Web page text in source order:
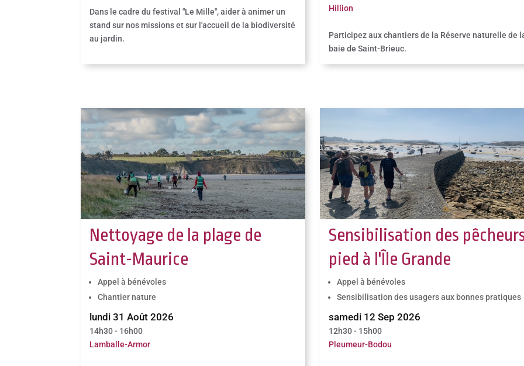
Dans le cadre du festival "Le Mille", aider à animer un
stand sur nos missions et sur l'accueil de la biodiversité
au jardin.
Hillion
Participez aux chantiers de la Réserve naturelle de
baie de Saint-Brieuc.
Nettoyage de la plage de
Saint-Maurice
Appel à bénévoles
Chantier nature
lundi 31 Août 2026
14h30 - 16h00
Lamballe-Armor
Sensibilisation des
pied à l'Île Grande
Appel à bénévoles
Sensibilisation des usagers aux bonnes pratiques
samedi 12 Sep 2026
12h30 - 15h00
Pleumeur-Bodou